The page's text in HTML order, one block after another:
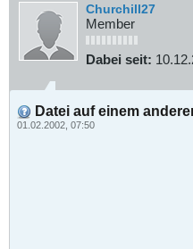
Churchill27
Member
Dabei seit:
Datei auf einem
01.02.2002, 07:50